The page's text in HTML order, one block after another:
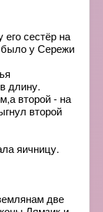
сестёр на
было у Сережи
длину.
второй - на
второй
яичницу.
две